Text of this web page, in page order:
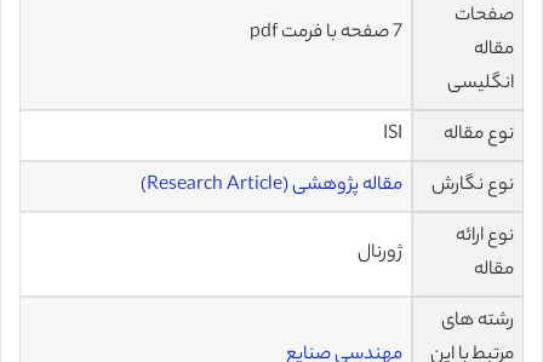
صفحات
مقاله
انگلیسی
7 صفحه با فرمت pdf
نوع مقاله
ISI
نوع نگارش
مقاله پژوهشی (Research Article)
نوع ارائه
مقاله
ژورنال
رشته های
مرتبط با این
مهندسی صنایع